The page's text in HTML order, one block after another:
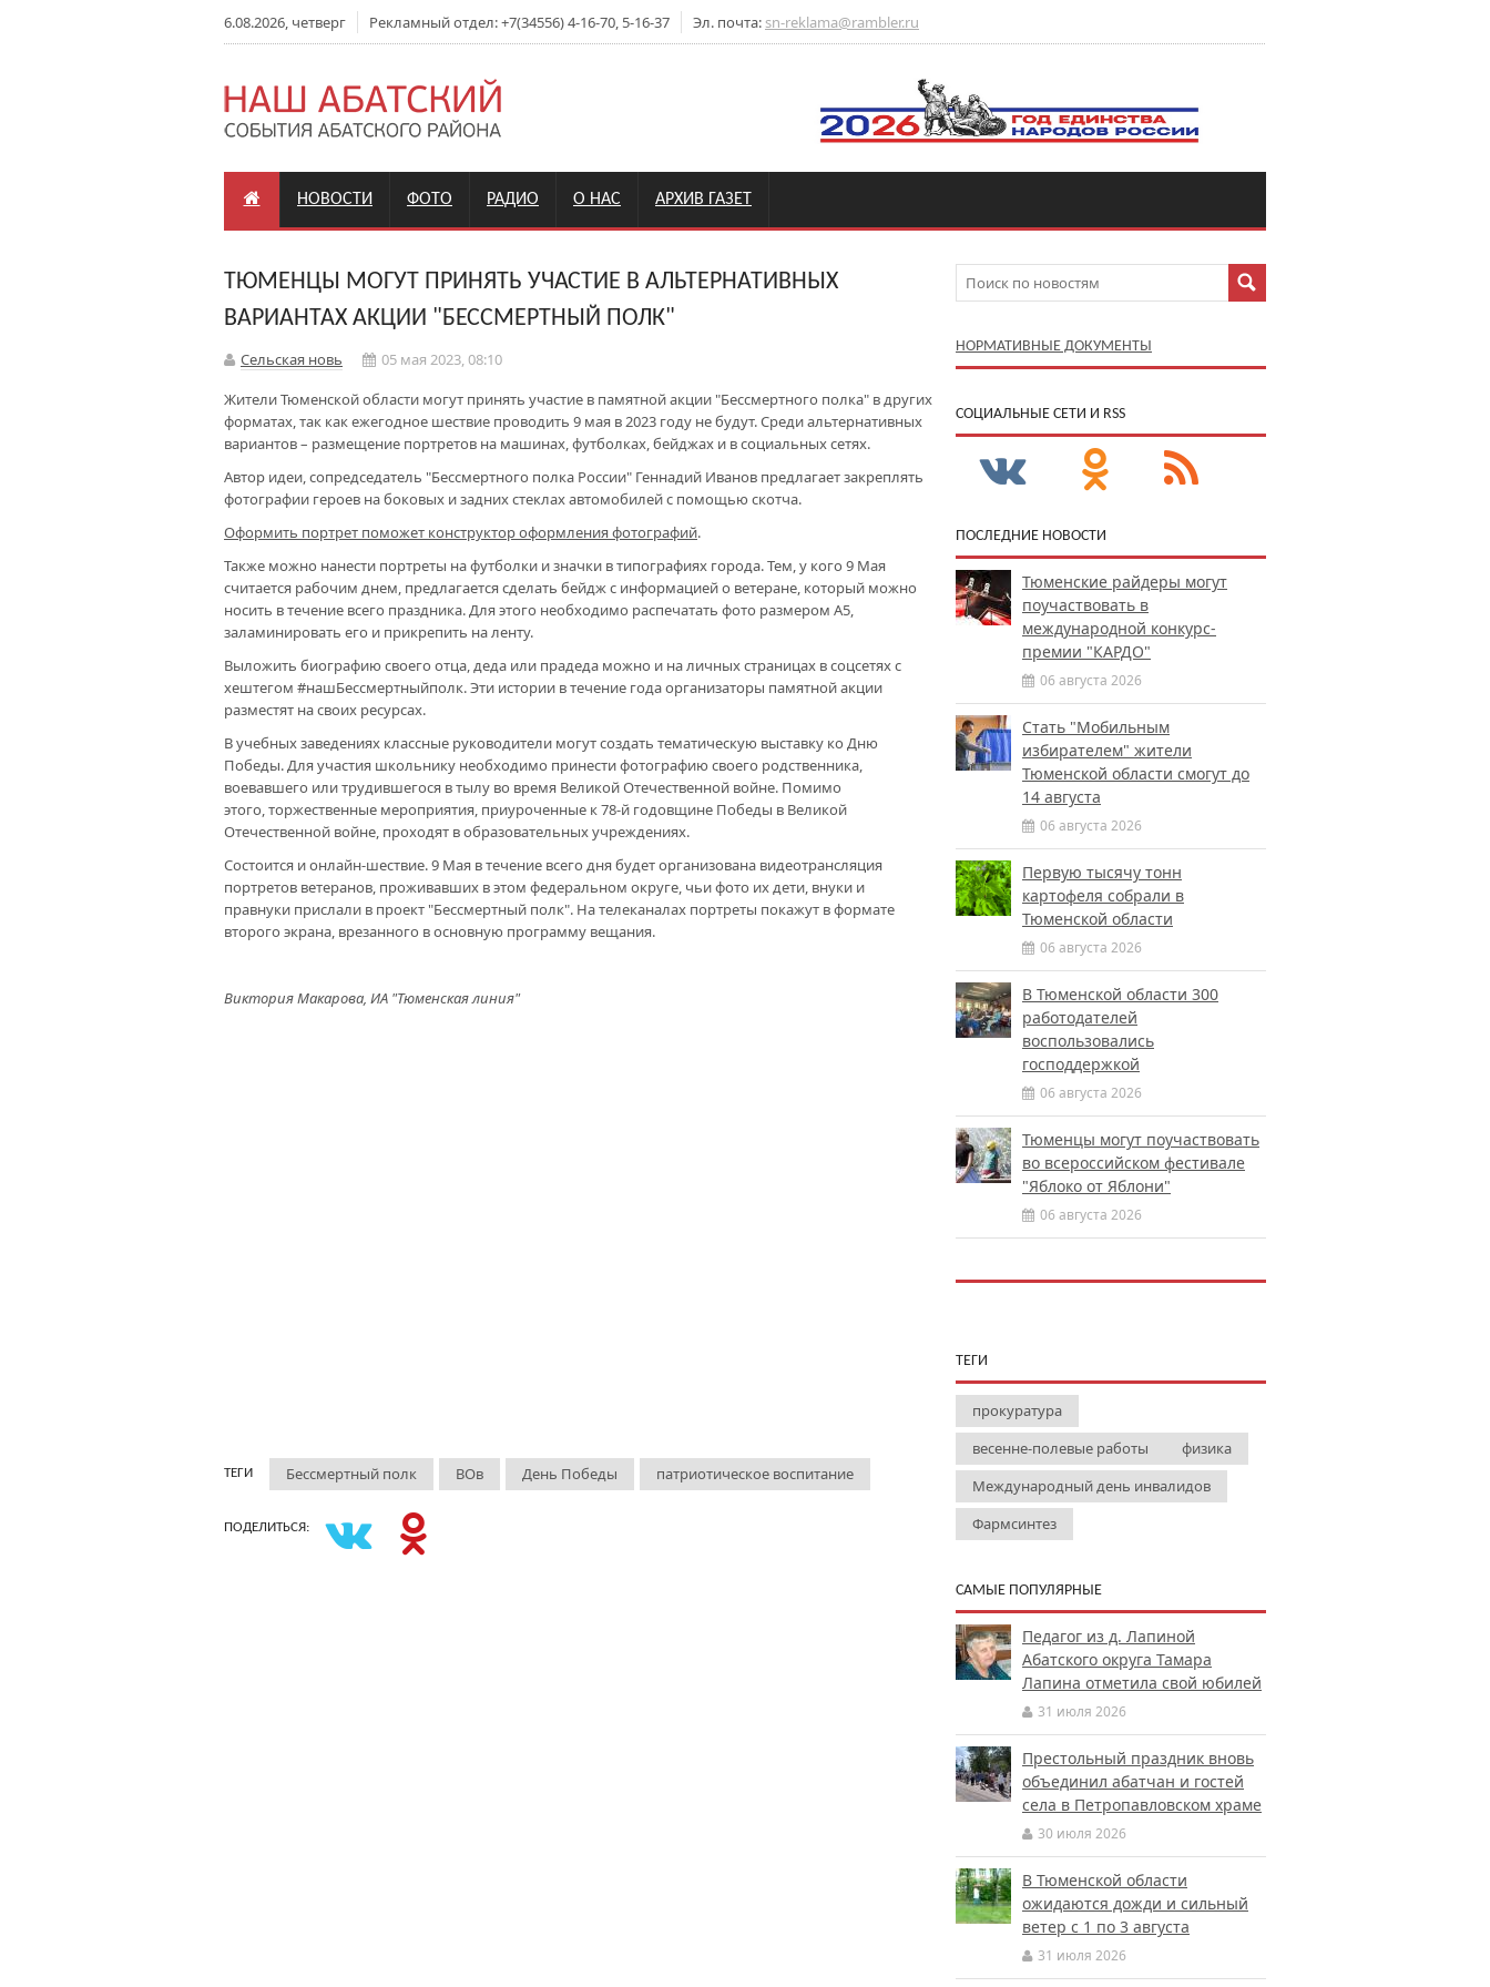
6.08.2026, четверг Рекламный отдел: +7(34556) 4-16-70, 5-16-37 Эл. почта: sn-reklama@rambler.ru
НОВОСТИ ФОТО РАДИО О НАС АРХИВ ГАЗЕТ
ТЮМЕНЦЫ МОГУТ ПРИНЯТЬ УЧАСТИЕ В АЛЬТЕРНАТИВНЫХ
ВАРИАНТАХ АКЦИИ "БЕССМЕРТНЫЙ ПОЛК"
Сельская новь
05 мая 2023, 08:10
Жители Тюменской области могут принять участие в памятной акции "Бессмертного полка" в других
форматах, так как ежегодное шествие проводить 9 мая в 2023 году не будут. Среди альтернативных
вариантов – размещение портретов на машинах, футболках, бейджах и в социальных сетях.
Автор идеи, сопредседатель "Бессмертного полка России" Геннадий Иванов предлагает закреплять
фотографии героев на боковых и задних стеклах автомобилей с помощью скотча.
Оформить портрет поможет конструктор оформления фотографий.
Также можно нанести портреты на футболки и значки в типографиях города. Тем, у кого 9 Мая
считается рабочим днем, предлагается сделать бейдж с информацией о ветеране, который можно
носить в течение всего праздника. Для этого необходимо распечатать фото размером А5,
заламинировать его и прикрепить на ленту.
Выложить биографию своего отца, деда или прадеда можно и на личных страницах в соцсетях с
хештегом #нашБессмертныйполк. Эти истории в течение года организаторы памятной акции
разместят на своих ресурсах.
В учебных заведениях классные руководители могут создать тематическую выставку ко Дню
Победы. Для участия школьнику необходимо принести фотографию своего родственника,
воевавшего или трудившегося в тылу во время Великой Отечественной войне. Помимо
этого, торжественные мероприятия, приуроченные к 78-й годовщине Победы в Великой
Отечественной войне, проходят в образовательных учреждениях.
Состоится и онлайн-шествие. 9 Мая в течение всего дня будет организована видеотрансляция
портретов ветеранов, проживавших в этом федеральном округе, чьи фото их дети, внуки и
правнуки прислали в проект "Бессмертный полк". На телеканалах портреты покажут в формате
второго экрана, врезанного в основную программу вещания.
Виктория Макарова, ИА "Тюменская линия"
ТЕГИ Бессмертный полк ВОв День Победы патриотическое воспитание
ПОДЕЛИТЬСЯ:
НОРМАТИВНЫЕ ДОКУМЕНТЫ
CОЦИАЛЬНЫЕ СЕТИ И RSS
ПОСЛЕДНИЕ НОВОСТИ
Тюменские райдеры могут
поучаствовать в
международной конкурс-
премии "КАРДО"
06 августа 2026
Стать "Мобильным
избирателем" жители
Тюменской области смогут до
14 августа
06 августа 2026
Первую тысячу тонн
картофеля собрали в
Тюменской области
06 августа 2026
В Тюменской области 300
работодателей
воспользовались
господдержкой
06 августа 2026
Тюменцы могут поучаствовать
во всероссийском фестивале
"Яблоко от Яблони"
06 августа 2026
ТЕГИ
прокуратура
весенне-полевые работы
физика
Международный день инвалидов
Фармсинтез
САМЫЕ ПОПУЛЯРНЫЕ
Педагог из д. Лапиной
Абатского округа Тамара
Лапина отметила свой юбилей
31 июля 2026
Престольный праздник вновь
объединил абатчан и гостей
села в Петропавловском храме
30 июля 2026
В Тюменской области
ожидаются дожди и сильный
ветер с 1 по 3 августа
31 июля 2026